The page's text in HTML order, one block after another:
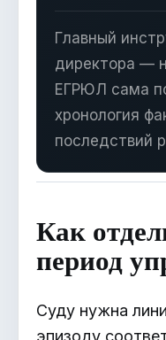
Главный
директора —
ЕГРЮЛ сама
хронология
последствий
Как
период
Суду нужна
эпизоду